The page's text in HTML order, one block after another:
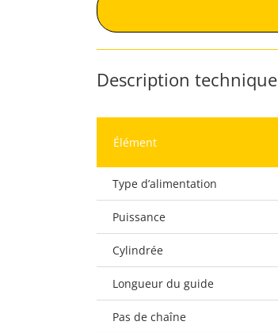
Description technique
Élément
Type d’alimentation
Puissance
Cylindrée
Longueur du guide
Pas de chaîne